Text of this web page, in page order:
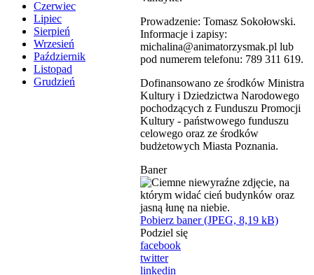
Czerwiec
Lipiec
Sierpień
Wrzesień
Październik
Listopad
Grudzień
Prowadzenie: Tomasz Sokołowski.
Informacje i zapisy:
michalina@animatorzysmak.pl lub
pod numerem telefonu: 789 311 619.
Dofinansowano ze środków Ministra
Kultury i Dziedzictwa Narodowego
pochodzących z Funduszu Promocji
Kultury - państwowego funduszu
celowego oraz ze środków
budżetowych Miasta Poznania.
Baner
Pobierz baner (JPEG, 8,19 kB)
Podziel się
facebook
twitter
linkedin